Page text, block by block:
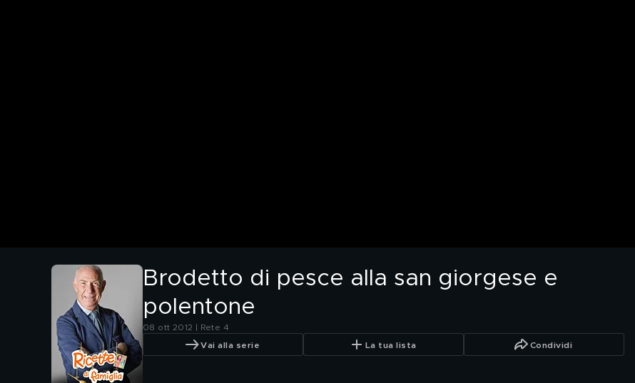
Brodetto di pesce alla san giorgese e
polentone
08 ott 2012 | Rete 4
Vai alla serie La tua lista Condividi